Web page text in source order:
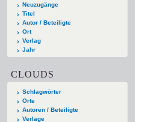
Neuzugänge
Titel
Autor / Beteiligte
Ort
Verlag
Jahr
CLOUDS
Schlagwörter
Orte
Autoren / Beteiligte
Verlage